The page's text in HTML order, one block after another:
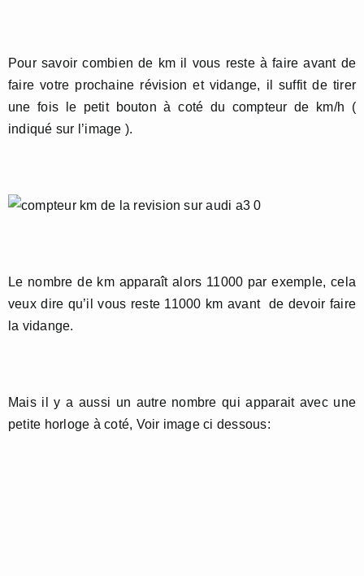
Pour savoir combien de km il vous reste à faire avant de
faire votre prochaine révision et vidange, il suffit de tirer
une fois le petit bouton à coté du compteur de km/h (
indiqué sur l’image ).
Le nombre de km apparaît alors 11000 par exemple, cela
veux dire qu’il vous reste 11000 km avant de devoir faire
la vidange.
Mais il y a aussi un autre nombre qui apparait avec une
petite horloge à coté, Voir image ci dessous: